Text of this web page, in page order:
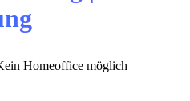
Homeoffice möglich